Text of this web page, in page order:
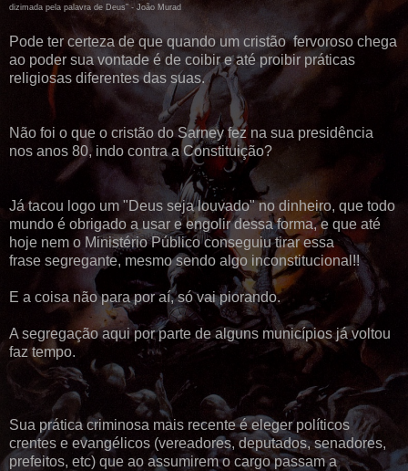
dizimada pela palavra de Deus” - João Murad
Pode ter certeza de que quando um cristão fervoroso chega
ao poder sua vontade é de coibir e até proibir práticas
religiosas diferentes das suas.
Não foi o que o cristão do Sarney fez na sua presidência
nos anos 80, indo contra a Constituição?
Já tacou logo um "Deus seja louvado" no dinheiro, que todo
mundo é obrigado a usar e engolir dessa forma, e que até
hoje nem o Ministério Público conseguiu tirar essa
frase segregante, mesmo sendo algo inconstitucional!!
E a coisa não para por aí, só vai piorando.
A segregação aqui por parte de alguns municípios já voltou
faz tempo.
Sua prática criminosa mais recente é eleger políticos
crentes e evangélicos (vereadores, deputados, senadores,
prefeitos, etc) que ao assumirem o cargo passam a